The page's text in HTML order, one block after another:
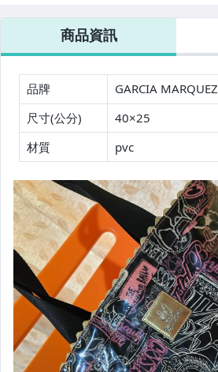
玩具、模型與公仔
偶像、球員卡與郵幣
女裝與服飾配件
手錶與飾品配件
女包精品與女鞋
家電與影音視聽
商品資訊
品牌
GARCIA MARQUEZ
尺寸(公分)
40×25
材質
pvc